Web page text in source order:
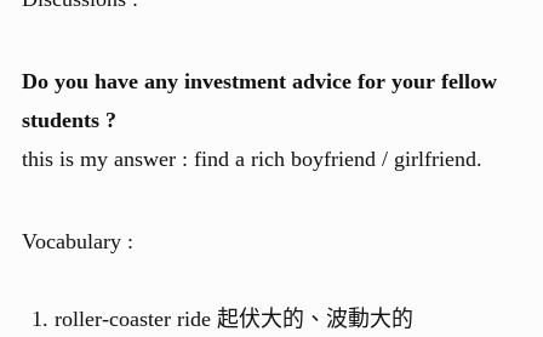
Do you have any investment advice for your fellow
students ?
this is my answer : find a rich boyfriend / girlfriend.
Vocabulary :
roller-coaster ride 起伏大的、波動大的